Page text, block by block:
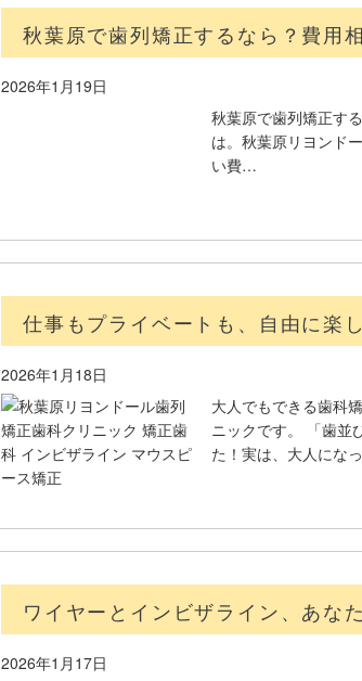
秋葉原で歯列矯正するなら？費用
2026年1月19日
秋葉原で歯列矯正す
は。秋葉原リヨンド
い費…
仕事もプライベートも、自由に楽
2026年1月18日
大人でもできる歯科
ニックです。 「歯並
た！実は、大人にな
ワイヤーとインビザライン、あな
2026年1月17日